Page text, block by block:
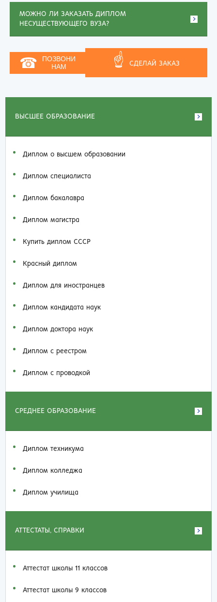
ВЫСШЕЕ ОБРАЗОВАНИЕ
Диплом о высшем образовании
Диплом специалиста
Диплом бакалавра
Диплом магистра
Купить диплом СССР
Красный диплом
Диплом для иностранцев
Диплом кандидата наук
Диплом доктора наук
Диплом с реестром
Диплом с проводкой
СРЕДНЕЕ ОБРАЗОВАНИЕ
Диплом техникума
Диплом колледжа
Диплом училища
АТТЕСТАТЫ, СПРАВКИ
Аттестат школы 11 классов
Аттестат школы 9 классов
МОЖНО ЛИ ЗАКАЗАТЬ ДИПЛОМ
НЕСУЩЕСТВУЮЩЕГО ВУЗА?
☎
ПОЗВОНИ
НАМ
☝ СДЕЛАЙ ЗАКАЗ